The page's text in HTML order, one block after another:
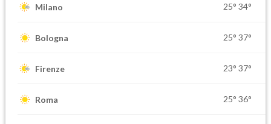
Milano 25° 34°
Bologna 25° 37°
Firenze 23° 37°
Roma 25° 36°